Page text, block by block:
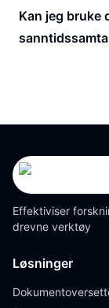
Kan jeg bruke
Effektiviser
drevne verktøy
Løsninger